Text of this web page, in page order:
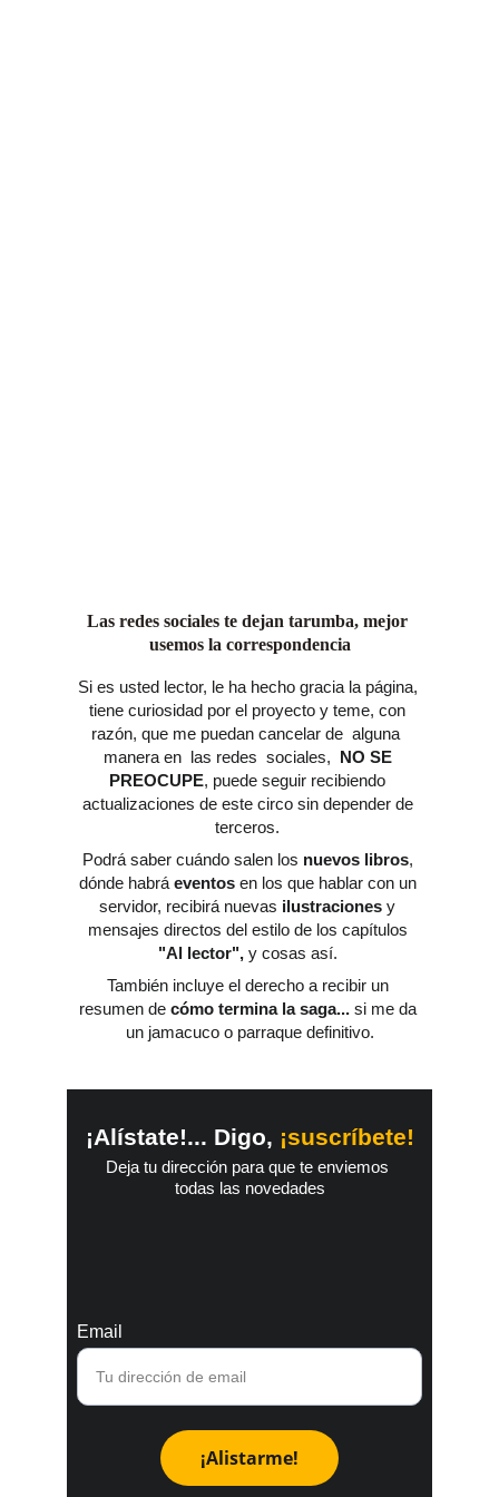
¡Alístate!... Digo, ¡suscríbete!
Email
¡Alistarme!
Deja tu dirección para que te enviemos
todas las novedades
Las redes sociales te dejan tarumba, mejor
usemos la correspondencia
Si es usted lector, le ha hecho gracia la página,
tiene curiosidad por el proyecto y teme, con
razón, que me puedan cancelar de  alguna
manera en  las redes sociales, NO SE
PREOCUPE, puede seguir recibiendo
actualizaciones de este circo sin depender de
terceros.
Podrá saber cuándo salen los nuevos libros,
dónde habrá eventos en los que hablar con un
servidor, recibirá nuevas ilustraciones y
mensajes directos del estilo de los capítulos
"Al lector", y cosas así.
También incluye el derecho a recibir un
resumen de cómo termina la saga... si me da
un jamacuco o parraque definitivo.